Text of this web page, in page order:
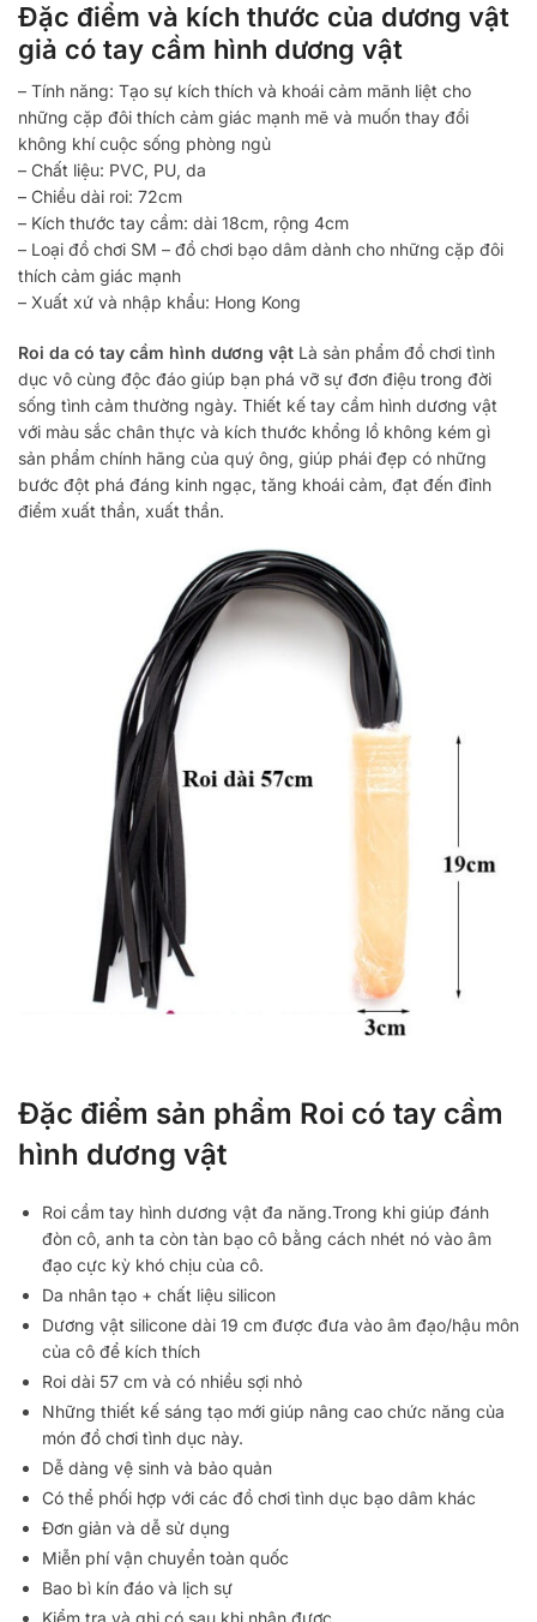
Đặc điểm và kích thước của dương vật
giả có tay cầm hình dương vật
– Tính năng: Tạo sự kích thích và khoái cảm mãnh liệt cho
những cặp đôi thích cảm giác mạnh mẽ và muốn thay đổi
không khí cuộc sống phòng ngủ
– Chất liệu: PVC, PU, ​​​​da
– Chiều dài roi: 72cm
– Kích thước tay cầm: dài 18cm, rộng 4cm
– Loại đồ chơi SM – đồ chơi bạo dâm dành cho những cặp đôi
thích cảm giác mạnh
– Xuất xứ và nhập khẩu: Hong Kong
Roi da có tay cầm hình dương vật Là sản phẩm đồ chơi tình
dục vô cùng độc đáo giúp bạn phá vỡ sự đơn điệu trong đời
sống tình cảm thường ngày. Thiết kế tay cầm hình dương vật
với màu sắc chân thực và kích thước khổng lồ không kém gì
sản phẩm chính hãng của quý ông, giúp phái đẹp có những
bước đột phá đáng kinh ngạc, tăng khoái cảm, đạt đến đỉnh
điểm xuất thần, xuất thần.
Đặc điểm sản phẩm Roi có tay cầm
hình dương vật
Roi cầm tay hình dương vật đa năng.Trong khi giúp đánh
đòn cô, anh ta còn tàn bạo cô bằng cách nhét nó vào âm
đạo cực kỳ khó chịu của cô.
Da nhân tạo + chất liệu silicon
Dương vật silicone dài 19 cm được đưa vào âm đạo/hậu môn
của cô để kích thích
Roi dài 57 cm và có nhiều sợi nhỏ
Những thiết kế sáng tạo mới giúp nâng cao chức năng của
món đồ chơi tình dục này.
Dễ dàng vệ sinh và bảo quản
Có thể phối hợp với các đồ chơi tình dục bạo dâm khác
Đơn giản và dễ sử dụng
Miễn phí vận chuyển toàn quốc
Bao bì kín đáo và lịch sự